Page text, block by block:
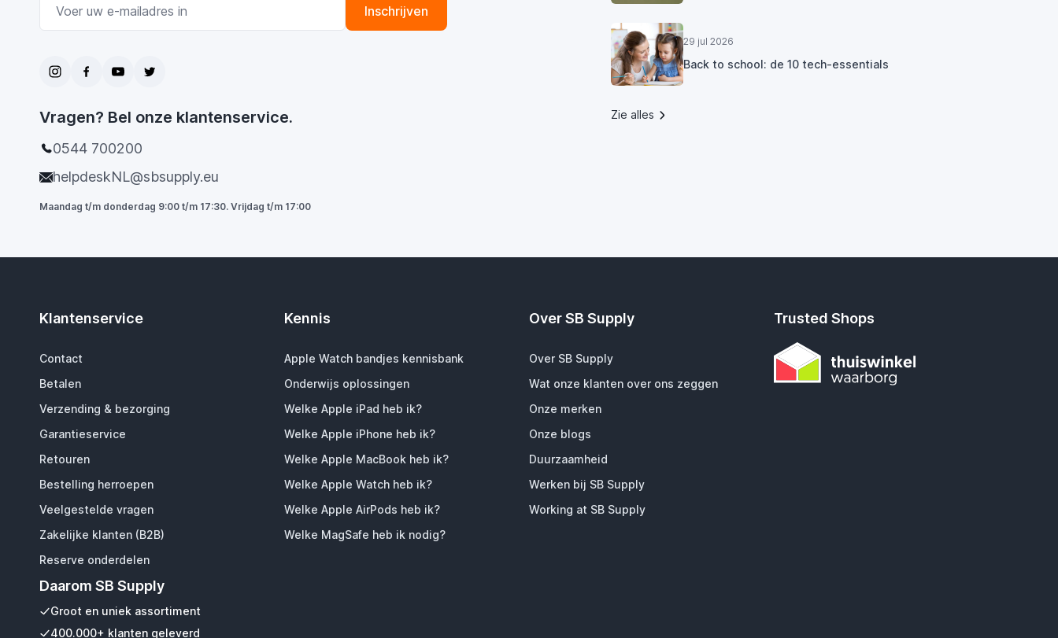
Inschrijven
Vragen? Bel onze klantenservice.
0544 700200
helpdeskNL@sbsupply.eu
Maandag t/m donderdag 9:00 t/m 17:30. Vrijdag t/m 17:00
29 jul 2026
Back to school: de 10 tech-essentials
Zie alles
Klantenservice
Contact
Betalen
Verzending & bezorging
Garantieservice
Retouren
Bestelling herroepen
Veelgestelde vragen
Zakelijke klanten (B2B)
Reserve onderdelen
Daarom SB Supply
Groot en uniek assortiment
400.000+ klanten geleverd
Kennis
Apple Watch bandjes kennisbank
Onderwijs oplossingen
Welke Apple iPad heb ik?
Welke Apple iPhone heb ik?
Welke Apple MacBook heb ik?
Welke Apple Watch heb ik?
Welke Apple AirPods heb ik?
Welke MagSafe heb ik nodig?
Over SB Supply
Over SB Supply
Wat onze klanten over ons zeggen
Onze merken
Onze blogs
Duurzaamheid
Werken bij SB Supply
Working at SB Supply
Trusted Shops